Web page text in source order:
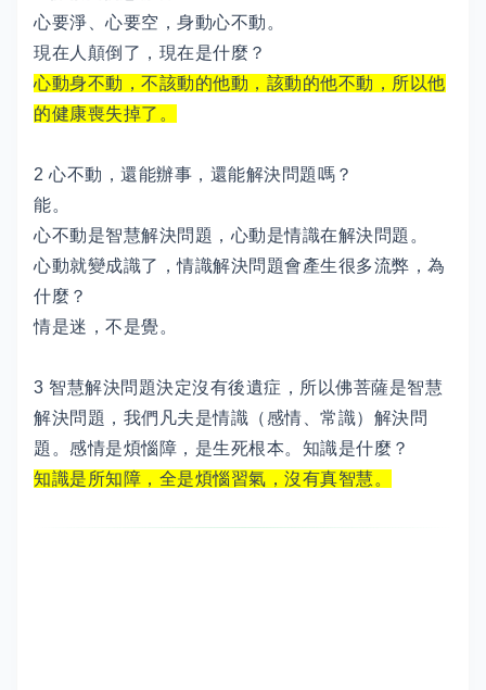
心要淨、心要空，身動心不動。
現在人顛倒了，現在是什麼？
心動身不動，不該動的他動，該動的他不動，所以他
的健康喪失掉了。
2 心不動，還能辦事，還能解決問題嗎？
能。
心不動是智慧解決問題，心動是情識在解決問題。
心動就變成識了，情識解決問題會產生很多流弊，為
什麼？
情是迷，不是覺。
3 智慧解決問題決定沒有後遺症，所以佛菩薩是智慧
解決問題，我們凡夫是情識（感情、常識）解決問
題。感情是煩惱障，是生死根本。知識是什麼？
知識是所知障，全是煩惱習氣，沒有真智慧。